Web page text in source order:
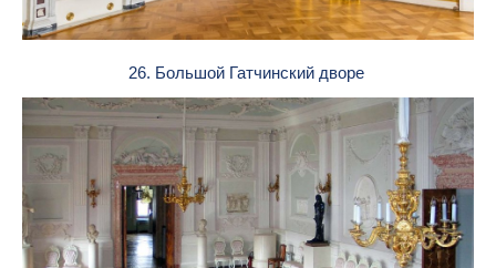
26. Большой Гатчинский дворе